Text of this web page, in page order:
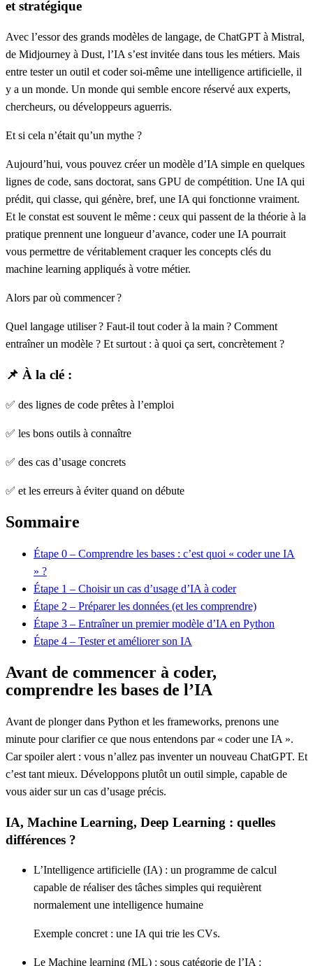
et stratégique
Avec l’essor des grands modèles de langage, de ChatGPT à Mistral,
de Midjourney à Dust, l’IA s’est invitée dans tous les métiers. Mais
entre tester un outil et coder soi-même une intelligence artificielle, il
y a un monde. Un monde qui semble encore réservé aux experts,
chercheurs, ou développeurs aguerris.
Et si cela n’était qu’un mythe ?
Aujourd’hui, vous pouvez créer un modèle d’IA simple en quelques
lignes de code, sans doctorat, sans GPU de compétition. Une IA qui
prédit, qui classe, qui génère, bref, une IA qui fonctionne vraiment.
Et le constat est souvent le même : ceux qui passent de la théorie à la
pratique prennent une longueur d’avance, coder une IA pourrait
vous permettre de véritablement craquer les concepts clés du
machine learning appliqués à votre métier.
Alors par où commencer ?
Quel langage utiliser ? Faut-il tout coder à la main ? Comment
entraîner un modèle ? Et surtout : à quoi ça sert, concrètement ?
📌 À la clé :
✅ des lignes de code prêtes à l’emploi
✅ les bons outils à connaître
✅ des cas d’usage concrets
✅ et les erreurs à éviter quand on débute
Sommaire
Étape 0 – Comprendre les bases : c’est quoi « coder une IA
» ?
Étape 1 – Choisir un cas d’usage d’IA à coder
Étape 2 – Préparer les données (et les comprendre)
Étape 3 – Entraîner un premier modèle d’IA en Python
Étape 4 – Tester et améliorer son IA
Avant de commencer à coder,
comprendre les bases de l’IA
Avant de plonger dans Python et les frameworks, prenons une
minute pour clarifier ce que nous entendons par « coder une IA ».
Car spoiler alert : vous n’allez pas inventer un nouveau ChatGPT. Et
c’est tant mieux. Développons plutôt un outil simple, capable de
vous aider sur un cas d’usage précis.
IA, Machine Learning, Deep Learning : quelles
différences ?
L’Intelligence artificielle (IA) : un programme de calcul
capable de réaliser des tâches simples qui requièrent
normalement une intelligence humaine
Exemple concret : une IA qui trie les CVs.
Le Machine learning (ML) : sous catégorie de l’IA :